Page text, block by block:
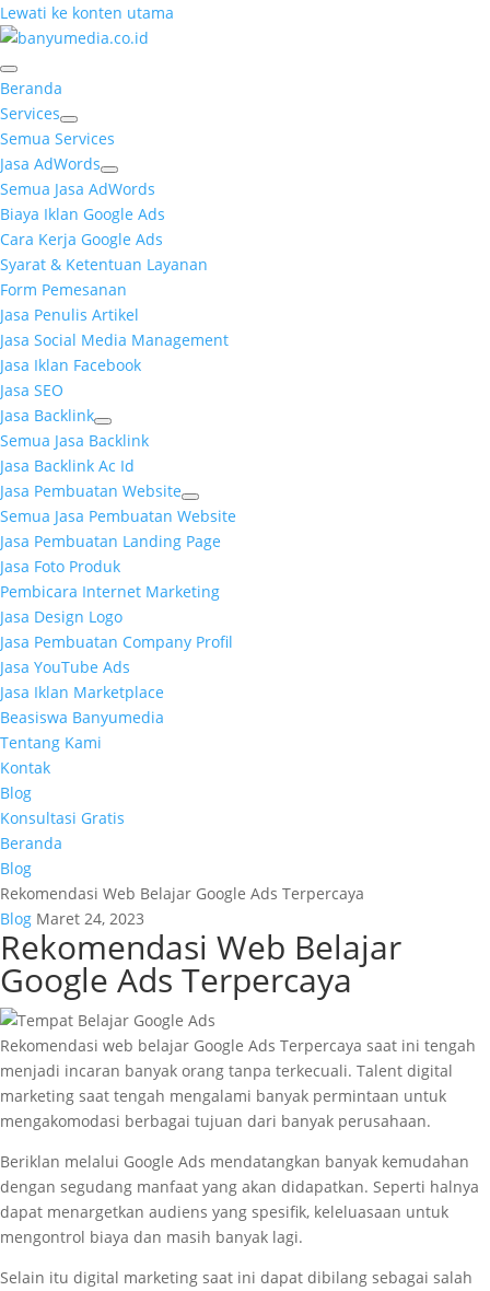
Lewati ke konten utama
Beranda
Services
Semua Services
Jasa AdWords
Semua Jasa AdWords
Biaya Iklan Google Ads
Cara Kerja Google Ads
Syarat & Ketentuan Layanan
Form Pemesanan
Jasa Penulis Artikel
Jasa Social Media Management
Jasa Iklan Facebook
Jasa SEO
Jasa Backlink
Semua Jasa Backlink
Jasa Backlink Ac Id
Jasa Pembuatan Website
Semua Jasa Pembuatan Website
Jasa Pembuatan Landing Page
Jasa Foto Produk
Pembicara Internet Marketing
Jasa Design Logo
Jasa Pembuatan Company Profil
Jasa YouTube Ads
Jasa Iklan Marketplace
Beasiswa Banyumedia
Tentang Kami
Kontak
Blog
Konsultasi Gratis
Beranda
Blog
Rekomendasi Web Belajar Google Ads Terpercaya
Blog Maret 24, 2023
Rekomendasi Web Belajar
Google Ads Terpercaya
Rekomendasi web belajar Google Ads Terpercaya saat ini tengah
menjadi incaran banyak orang tanpa terkecuali. Talent digital
marketing saat tengah mengalami banyak permintaan untuk
mengakomodasi berbagai tujuan dari banyak perusahaan.
Beriklan melalui Google Ads mendatangkan banyak kemudahan
dengan segudang manfaat yang akan didapatkan. Seperti halnya
dapat menargetkan audiens yang spesifik, keleluasaan untuk
mengontrol biaya dan masih banyak lagi.
Selain itu digital marketing saat ini dapat dibilang sebagai salah